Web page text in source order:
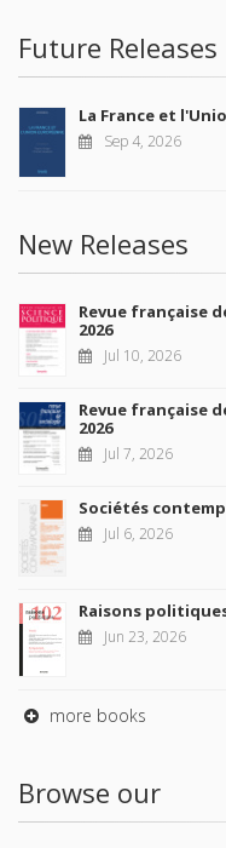
Future Releases
La France et
Sep 4, 2026
New Releases
Revue française
2026
Jul 10, 2026
Revue française
2026
Jul 7, 2026
Sociétés
Jul 6, 2026
Raisons politiques
Jun 23, 2026
more books
Browse our